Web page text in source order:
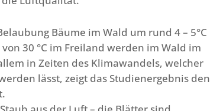
Bäume im Wald um rund 4 – 5°C
30 °C im Freiland werden im Wald im
in Zeiten des Klimawandels, welcher
lässt, zeigt das Studienergebnis den